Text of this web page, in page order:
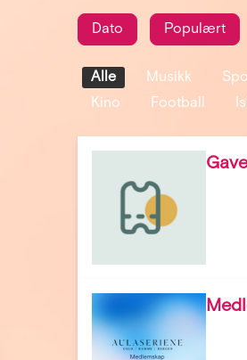
Dato Populært
Alle Musikk
Kino
Football